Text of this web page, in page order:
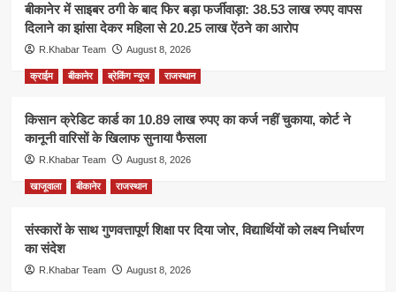
बीकानेर में साइबर ठगी के बाद फिर बड़ा फर्जीवाड़ा: 38.53 लाख रुपए वापस
दिलाने का झांसा देकर महिला से 20.25 लाख ऐंठने का आरोप
R.Khabar Team August 8, 2026
क्राईम बीकानेर ब्रेकिंग न्यूज राजस्थान
किसान क्रेडिट कार्ड का 10.89 लाख रुपए का कर्ज नहीं चुकाया, कोर्ट ने
कानूनी वारिसों के खिलाफ सुनाया फैसला
R.Khabar Team August 8, 2026
खाजूवाला बीकानेर राजस्थान
संस्कारों के साथ गुणवत्तापूर्ण शिक्षा पर दिया जोर, विद्यार्थियों को लक्ष्य निर्धारण
का संदेश
R.Khabar Team August 8, 2026